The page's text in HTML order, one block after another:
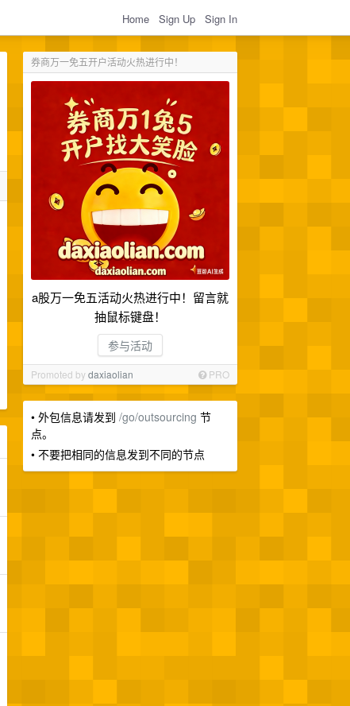
Home Sign Up Sign In
券商万一免五开户活动火热进行中！
a股万一免五活动火热进行中！留言就
抽鼠标键盘！
参与活动
Promoted bydaxiaolian PRO
• 外包信息请发到 /go/outsourcing 节
点。
• 不要把相同的信息发到不同的节点